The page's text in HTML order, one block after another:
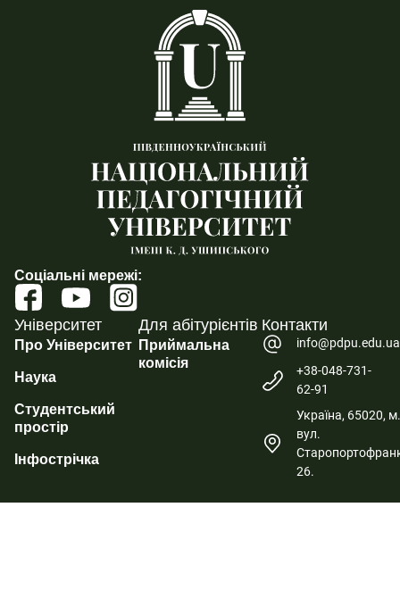
Соціальні мережі:
Університет
Про Університет
Наука
Студентський
простір
Інфострічка
Для абітурієнтів
Приймальна
комісія
Контакти
info@pdpu.edu.ua
+38-048-731-
62-91
Україна, 65020,
вул.
26.